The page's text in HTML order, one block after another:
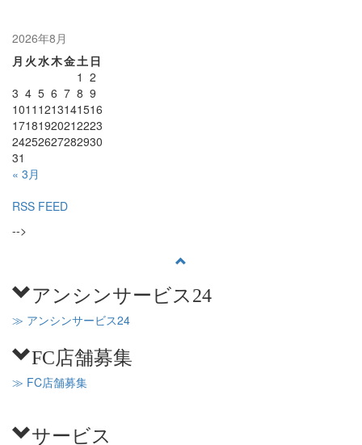
2026年8月
月 火水木金土 日
1 2
3 4 5 6 7 8 9
1011 1213141516
17181920212223
24252627282930
31
« 3月
RSS FEED
-->
アンシンサービス24
≫ アンシンサービス24
FC店舗募集
≫ FC店舗募集
サービス